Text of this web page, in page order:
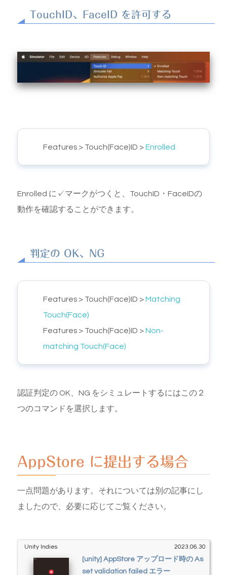
TouchID、FaceID を許可する
Features > Touch(Face)ID >Enrolled
Enrolled に✓マークがつくと、TouchID・FaceIDの
動作を確認することができます。
判定の OK、NG
Features > Touch(Face)ID >Matching
Touch(Face)
Features > Touch(Face)ID >Non-
matching Touch(Face)
認証判定の OK、NG をシミュレートするにはこの２
つのコマンドを選択します。
AppStore に提出する場合
一点問題があります。それについては別の記事にし
ましたので、必要に応じてご覧ください。
Unity Indies 2023.06.30
[unity] AppStore アップロード時の As
set validation failed エラー